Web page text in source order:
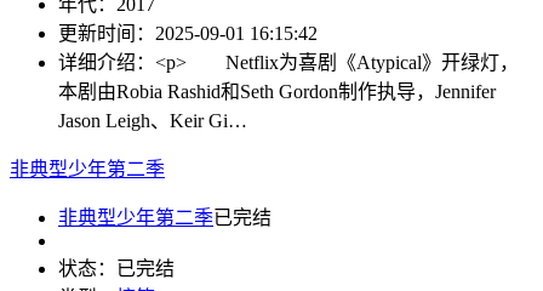
年代： 2017
更新时间： 2025-09-01 16:15:42
详细介绍： <p> Netflix为喜剧《Atypical》开绿灯，
本剧由Robia Rashid和Seth Gordon制作执导，Jennifer
Jason Leigh、Keir Gi…
非典型少年第二季
非典型少年第二季已完结
状态： 已完结